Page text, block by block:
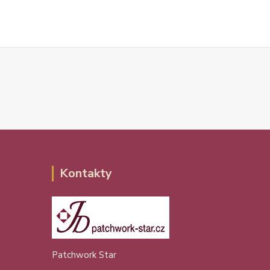
Kontakty
Patchwork Star